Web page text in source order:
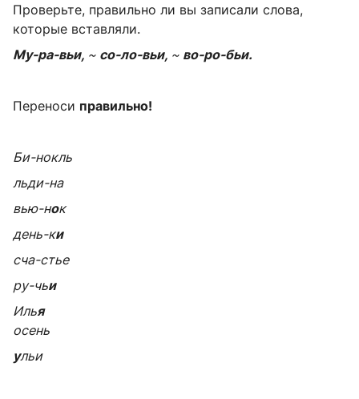
Проверьте, правильно ли вы записали слова,
которые вставляли.
Му-ра-вьи, ~ со-ло-вьи, ~ во-ро-бьи.
Переноси правильно!
Би-нокль
льди-на
вью-нок
день-ки
сча-стье
ру-чьи
Илья
осень
ульи